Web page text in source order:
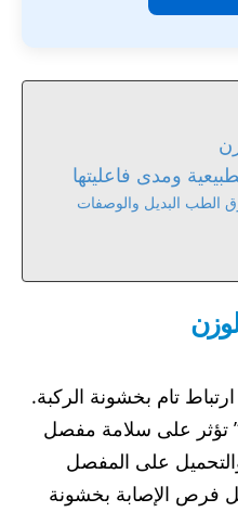
ومدى فاعليتها
الطب البديل والوصفات
تام بخشونة الركبة.
تؤثر على سلامة مفصل
على المفصل
فرص الإصابة بخشونة